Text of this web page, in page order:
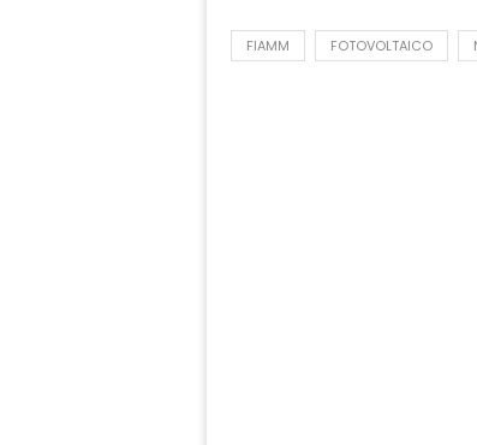
FIAMM FOTOVOLTAICO